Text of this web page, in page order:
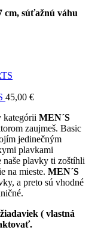
cm, súťažnú váhu
45,00 €
kategórii MEN´S
zaujmeš. Basic
jedinečným
plavkami
naše plavky ti zoštíhli
na mieste. MEN´S
a preto sú vhodné
( vlastná